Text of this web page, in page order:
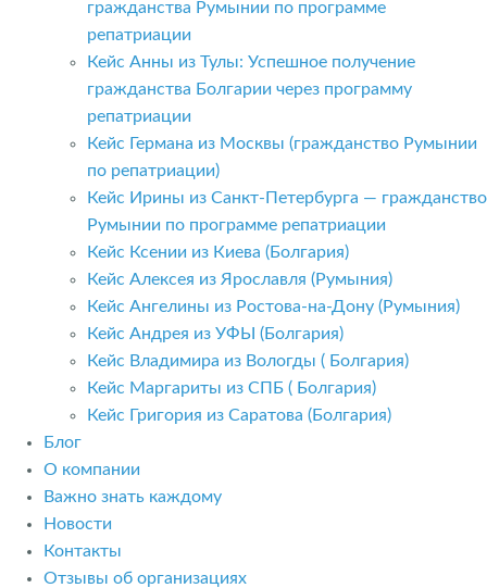
гражданства Румынии по программе
репатриации
Кейс Анны из Тулы: Успешное получение
гражданства Болгарии через программу
репатриации
Кейс Германа из Москвы (гражданство Румынии
по репатриации)
Кейс Ирины из Санкт-Петербурга — гражданство
Румынии по программе репатриации
Кейс Ксении из Киева (Болгария)
Кейс Алексея из Ярославля (Румыния)
Кейс Ангелины из Ростова-на-Дону (Румыния)
Кейс Андрея из УФЫ (Болгария)
Кейс Владимира из Вологды ( Болгария)
Кейс Маргариты из СПБ ( Болгария)
Кейс Григория из Саратова (Болгария)
Блог
О компании
Важно знать каждому
Новости
Контакты
Отзывы об организациях